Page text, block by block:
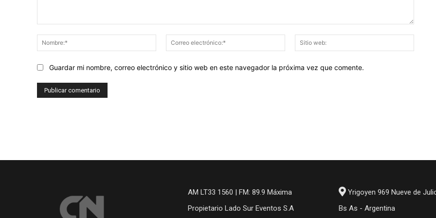
Nombre:*
Correo
electrónico:*
web:
Guardar mi nombre, correo electrónico y sitio web en este navegador la próxima vez que comente.
AM LT33 1560 | FM: 89.9 Máxima
Propietario Lado Sur Eventos S.A
Yrigoyen 969 Nueve de
Bs As - Argentina